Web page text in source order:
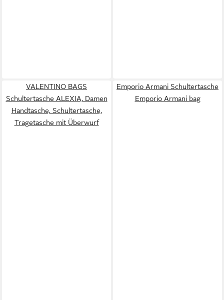
VALENTINO BAGS
Schultertasche ALEXIA, Damen
Handtasche, Schultertasche,
Tragetasche mit Überwurf
Emporio Armani Schultertasche
Emporio Armani bag